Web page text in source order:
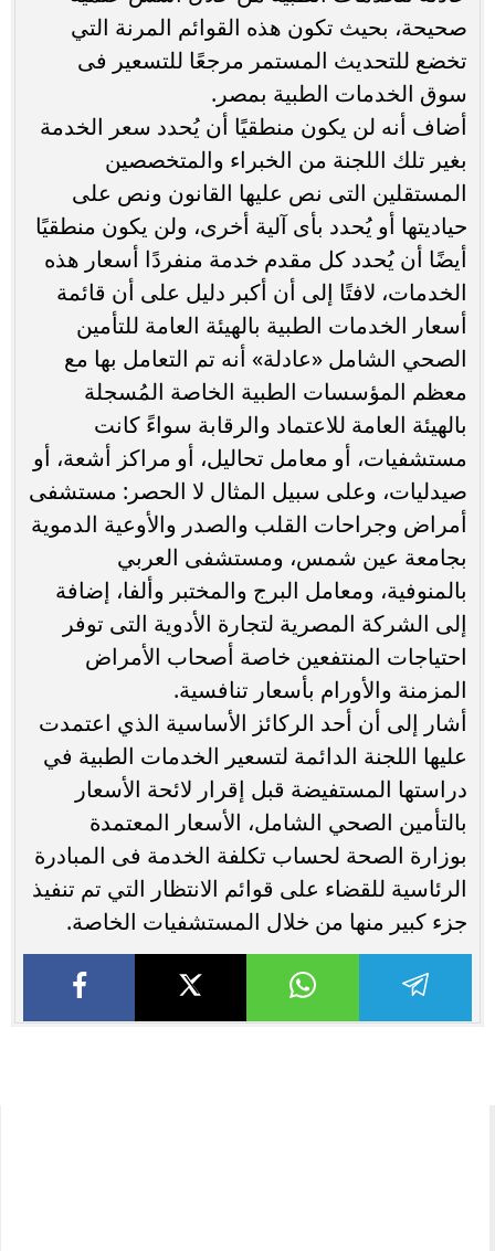
صحيحة، بحيث تكون هذه القوائم المرنة التي
تخضع للتحديث المستمر مرجعًا للتسعير فى
سوق الخدمات الطبية بمصر.
أضاف أنه لن يكون منطقيًا أن يُحدد سعر الخدمة
بغير تلك اللجنة من الخبراء والمتخصصين
المستقلين التى نص عليها القانون ونص على
حياديتها أو يُحدد بأى آلية أخرى، ولن يكون منطقيًا
أيضًا أن يُحدد كل مقدم خدمة منفردًا أسعار هذه
الخدمات، لافتًا إلى أن أكبر دليل على أن قائمة
أسعار الخدمات الطبية بالهيئة العامة للتأمين
الصحي الشامل «عادلة» أنه تم التعامل بها مع
معظم المؤسسات الطبية الخاصة المُسجلة
بالهيئة العامة للاعتماد والرقابة سواءً كانت
مستشفيات، أو معامل تحاليل، أو مراكز أشعة، أو
صيدليات، وعلى سبيل المثال لا الحصر: مستشفى
أمراض وجراحات القلب والصدر والأوعية الدموية
بجامعة عين شمس، ومستشفى العربي
بالمنوفية، ومعامل البرج والمختبر وألفا، إضافة
إلى الشركة المصرية لتجارة الأدوية التى توفر
احتياجات المنتفعين خاصة أصحاب الأمراض
المزمنة والأورام بأسعار تنافسية.
أشار إلى أن أحد الركائز الأساسية الذي اعتمدت
عليها اللجنة الدائمة لتسعير الخدمات الطبية في
دراستها المستفيضة قبل إقرار لائحة الأسعار
بالتأمين الصحي الشامل، الأسعار المعتمدة
بوزارة الصحة لحساب تكلفة الخدمة فى المبادرة
الرئاسية للقضاء على قوائم الانتظار التي تم تنفيذ
جزء كبير منها من خلال المستشفيات الخاصة.